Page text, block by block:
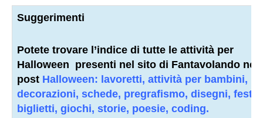
Suggerimenti
Potete trovare l’indice di tutte le attività per
Halloween presenti nel sito di Fantavolando nel
post Halloween: lavoretti, attività per bambini,
decorazioni, schede, pregrafismo, disegni,
biglietti, giochi, storie, poesie, coding.